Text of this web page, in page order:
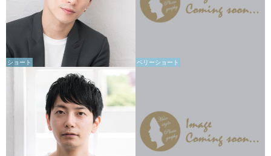
ショート ベリーショート